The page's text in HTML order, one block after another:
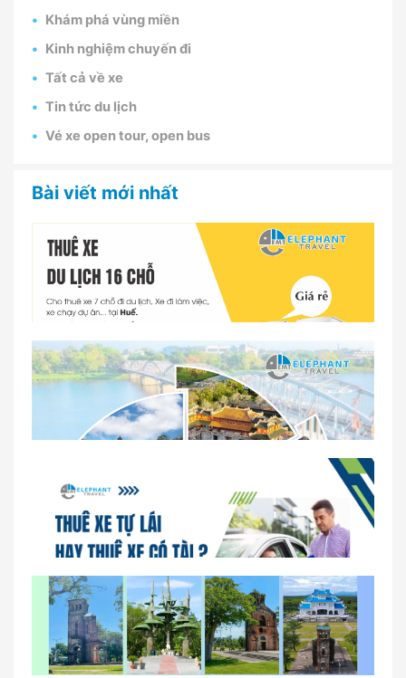
Khám phá vùng miền
Kinh nghiệm chuyến đi
Tất cả về xe
Tin tức du lịch
Vé xe open tour, open bus
Bài viết mới nhất
Dịch vụ thuê xe 16 chỗ tại Huế 2026
So sánh thuê xe tự lái và thuê xe có tài xế tại Huế